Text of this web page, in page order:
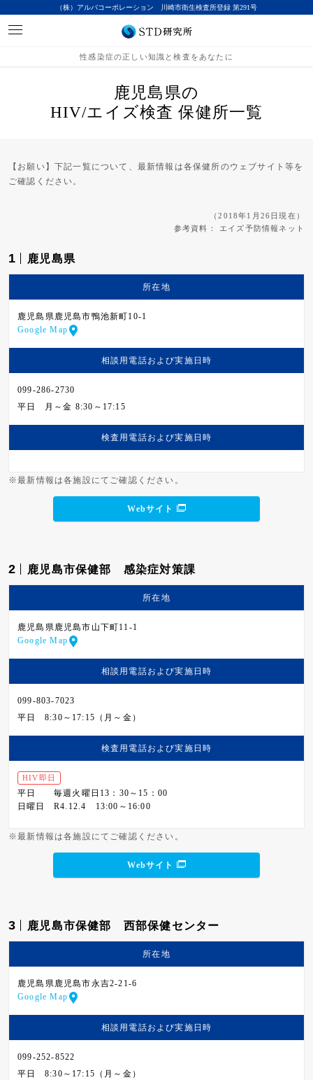
（株）アルバコーポレーション 川崎市衛生検査所登録 第291号
性感染症の正しい知識と検査をあなたに
鹿児島県の
HIV/エイズ検査 保健所一覧
【お願い】下記一覧について、最新情報は各保健所のウェブサイト等を
ご確認ください。
（2018年1月26日現在）
参考資料：
エイズ予防情報ネット
1 鹿児島県
所在地
鹿児島県鹿児島市鴨池新町10-1
Google Map
相談用電話および実施日時
099-286-2730
平日
月～金 8:30～17:15
検査用電話および実施日時
※最新情報は各施設にてご確認ください。
Webサイト
2 鹿児島市保健部 感染症対策課
所在地
鹿児島県鹿児島市山下町11-1
Google Map
相談用電話および実施日時
099-803-7023
平日
8:30～17:15（月～金）
検査用電話および実施日時
HIV即日
平日
毎週火曜日13：30～15：00
日曜日
R4.12.4 13:00～16:00
※最新情報は各施設にてご確認ください。
Webサイト
3 鹿児島市保健部 西部保健センター
所在地
鹿児島県鹿児島市永吉2-21-6
Google Map
相談用電話および実施日時
099-252-8522
平日
8:30～17:15（月～金）